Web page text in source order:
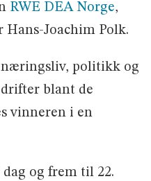
RWE DEA Norge,
Joachim Polk.
næringsliv, politikk og
blant de
vinneren i en
og frem til 22.